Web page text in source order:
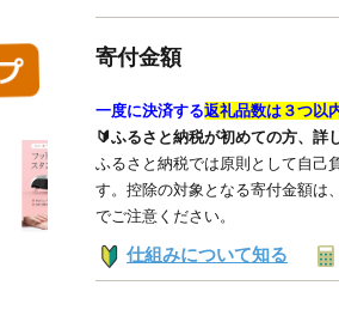
寄付金額
一度に決済する返礼品数は３つ以
🔰ふるさと納税が初めての方、詳
ふるさと納税では原則として自己
す。控除の対象となる寄付金額は
でご注意ください。
仕組みについて知る